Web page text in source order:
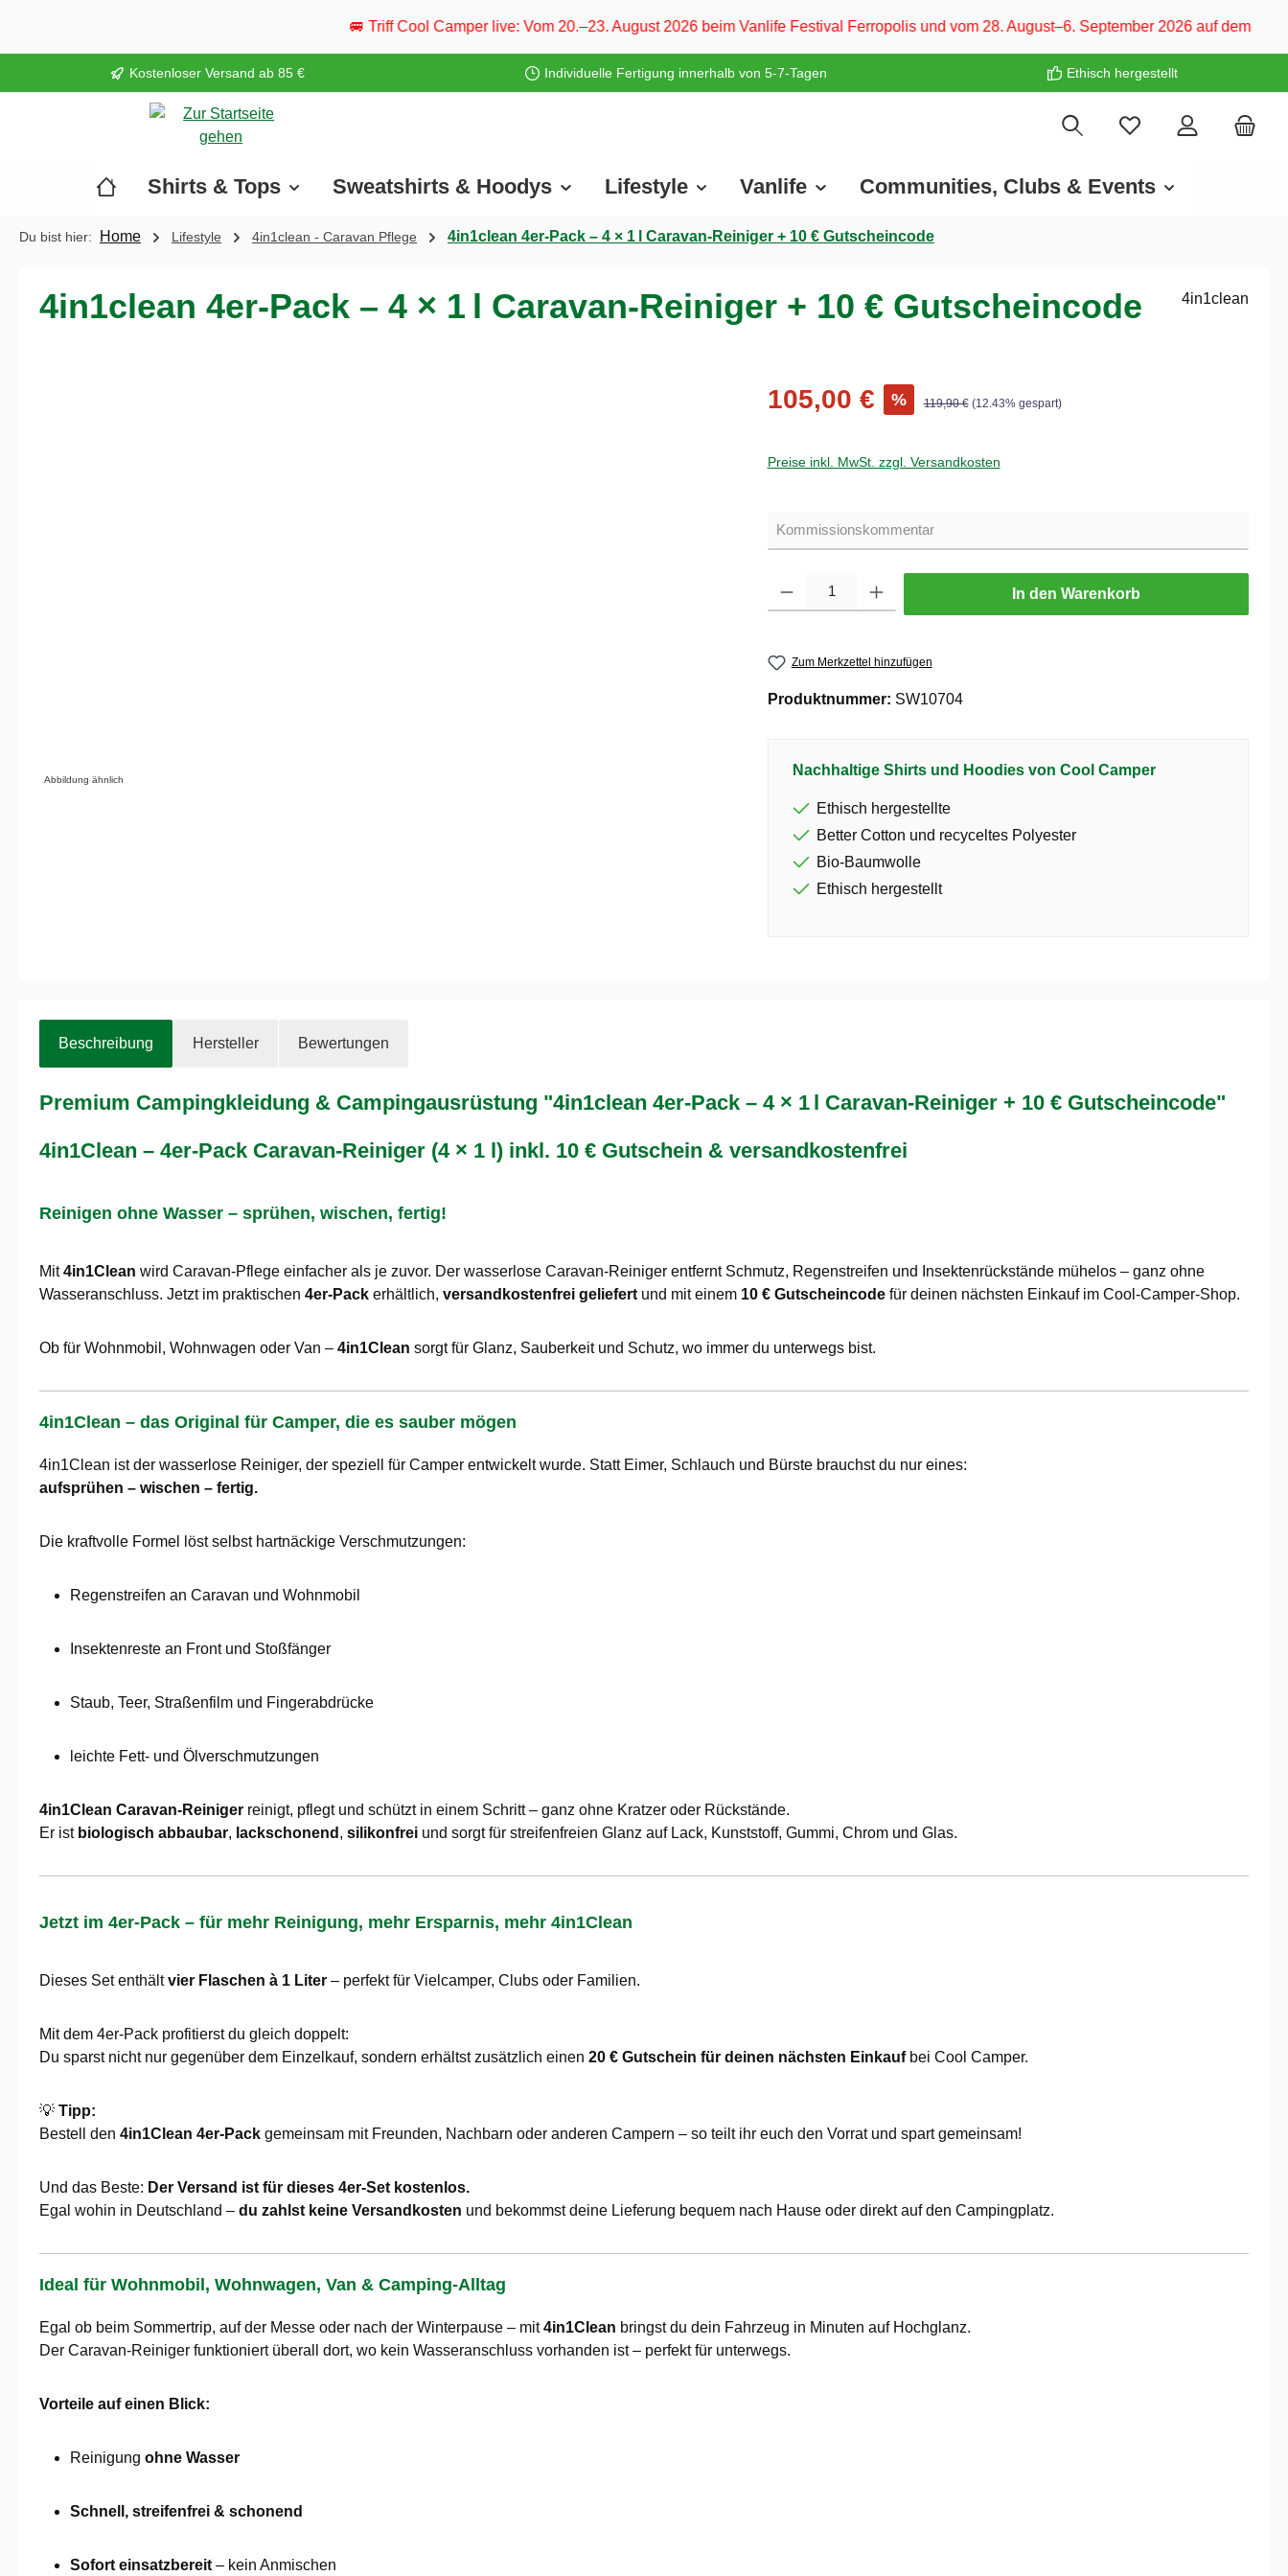
🚐 Triff Cool Camper live: Vom 20.–23. August 2026 beim Vanlife Festival Ferropolis und vom 28. August–6. September 2026 auf dem CARAVAN SALON
Kostenloser Versand ab 85 € Individuelle Fertigung innerhalb von 5-7-Tagen Ethisch hergestellt
Shirts & Tops Sweatshirts & Hoodys Lifestyle Vanlife Communities, Clubs & Events
Du bist hier: Home Lifestyle 4in1clean - Caravan Pflege 4in1clean 4er-Pack – 4 × 1 l Caravan-Reiniger + 10 € Gutscheincode
4in1clean 4er-Pack – 4 × 1 l Caravan-Reiniger + 10 € Gutscheincode 4in1clean
Abbildung ähnlich
105,00 € % 119,90 € (12.43% gespart)
Preise inkl. MwSt. zzgl. Versandkosten
In den Warenkorb
Zum Merkzettel hinzufügen
Produktnummer: SW10704
Nachhaltige Shirts und Hoodies von Cool Camper
Ethisch hergestellte
Better Cotton und recyceltes Polyester
Bio-Baumwolle
Ethisch hergestellt
Beschreibung Hersteller Bewertungen
Premium Campingkleidung & Campingausrüstung "4in1clean 4er-Pack – 4 × 1 l Caravan-Reiniger + 10 € Gutscheincode"
4in1Clean – 4er-Pack Caravan-Reiniger (4 × 1 l) inkl. 10 € Gutschein & versandkostenfrei
Reinigen ohne Wasser – sprühen, wischen, fertig!
Mit4in1Clean wird Caravan-Pflege einfacher als je zuvor. Der wasserlose Caravan-Reiniger entfernt Schmutz, Regenstreifen und Insektenrückstände mühelos – ganz ohne
Wasseranschluss. Jetzt im praktischen 4er-Pack erhältlich, versandkostenfrei geliefert und mit einem 10 € Gutscheincode für deinen nächsten Einkauf im Cool-Camper-Shop.
Ob für Wohnmobil, Wohnwagen oder Van – 4in1Clean sorgt für Glanz, Sauberkeit und Schutz, wo immer du unterwegs bist.
4in1Clean – das Original für Camper, die es sauber mögen
4in1Clean ist der wasserlose Reiniger, der speziell für Camper entwickelt wurde. Statt Eimer, Schlauch und Bürste brauchst du nur eines:
aufsprühen – wischen – fertig.
Die kraftvolle Formel löst selbst hartnäckige Verschmutzungen:
Regenstreifen an Caravan und Wohnmobil
Insektenreste an Front und Stoßfänger
Staub, Teer, Straßenfilm und Fingerabdrücke
leichte Fett- und Ölverschmutzungen
4in1Clean Caravan-Reiniger reinigt, pflegt und schützt in einem Schritt – ganz ohne Kratzer oder Rückstände.
Er ist biologisch abbaubar, lackschonend , silikonfrei und sorgt für streifenfreien Glanz auf Lack, Kunststoff, Gummi, Chrom und Glas.
Jetzt im 4er-Pack – für mehr Reinigung, mehr Ersparnis, mehr 4in1Clean
Dieses Set enthältvier Flaschen à 1 Liter – perfekt für Vielcamper, Clubs oder Familien.
Mit dem 4er-Pack profitierst du gleich doppelt:
Du sparst nicht nur gegenüber dem Einzelkauf, sondern erhältst zusätzlich einen 20 € Gutschein für deinen nächsten Einkaufbei Cool Camper.
💡 Tipp:
Bestell den 4in1Clean 4er-Pack gemeinsam mit Freunden, Nachbarn oder anderen Campern – so teilt ihr euch den Vorrat und spart gemeinsam!
Und das Beste: Der Versand ist für dieses 4er-Set kostenlos.
Egal wohin in Deutschland – du zahlst keine Versandkosten und bekommst deine Lieferung bequem nach Hause oder direkt auf den Campingplatz.
Ideal für Wohnmobil, Wohnwagen, Van & Camping-Alltag
Egal ob beim Sommertrip, auf der Messe oder nach der Winterpause – mit4in1Clean bringst du dein Fahrzeug in Minuten auf Hochglanz.
Der Caravan-Reiniger funktioniert überall dort, wo kein Wasseranschluss vorhanden ist – perfekt für unterwegs.
Vorteile auf einen Blick:
Reinigung ohne Wasser
Schnell, streifenfrei & schonend
Sofort einsatzbereit – kein Anmischen